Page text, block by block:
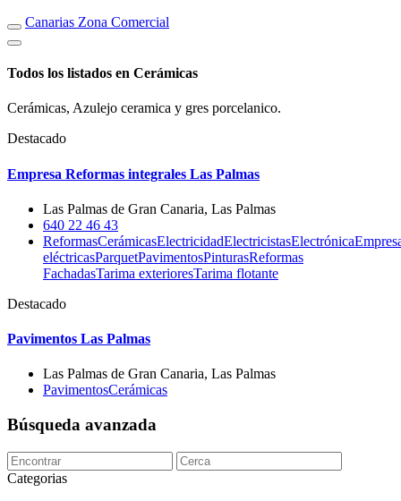
Canarias Zona Comercial
Todos los listados en Cerámicas
Cerámicas, Azulejo ceramica y gres porcelanico.
Destacado
Empresa Reformas integrales Las Palmas
Las Palmas de Gran Canaria, Las Palmas
640 22 46 43
ReformasCerámicasElectricidadElectricistasElectrónica
eléctricasParquetPavimentosPinturasReformas
FachadasTarima exterioresTarima flotante
Destacado
Pavimentos Las Palmas
Las Palmas de Gran Canaria, Las Palmas
PavimentosCerámicas
Búsqueda avanzada
Categorias